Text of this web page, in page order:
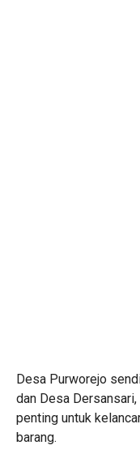
Desa Purworejo
dan Desa
penting untuk
barang.